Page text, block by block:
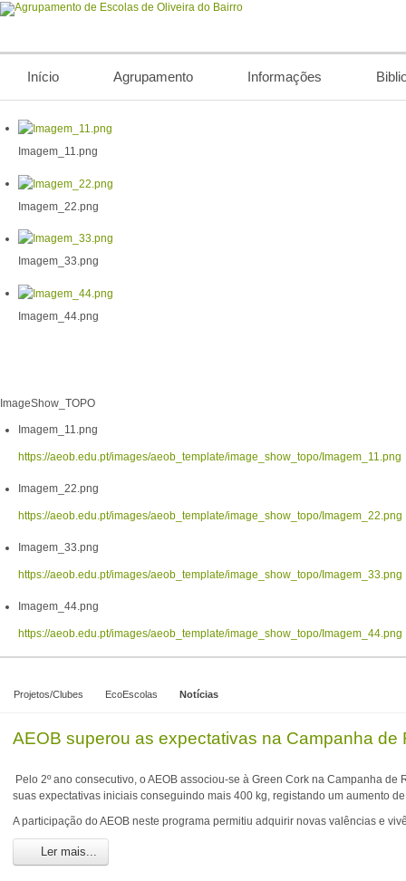
Início Agrupamento Informações
Imagem_11.png
Imagem_22.png
Imagem_33.png
Imagem_44.png
ImageShow_TOPO
Imagem_11.png
https://aeob.edu.pt/images/aeob_template/image_show_topo/Imagem_11.png
Imagem_22.png
https://aeob.edu.pt/images/aeob_template/image_show_topo/Imagem_22.png
Imagem_33.png
https://aeob.edu.pt/images/aeob_template/image_show_topo/Imagem_33.png
Imagem_44.png
https://aeob.edu.pt/images/aeob_template/image_show_topo/Imagem_44.png
Projetos/Clubes EcoEscolas Notícias
AEOB superou as expectativas na Campanha
Pelo 2º ano consecutivo, o AEOB associou-se à Green Cork na Campanha
suas expectativas iniciais conseguindo mais 400 kg, registando um aumento
A participação do AEOB neste programa permitiu adquirir novas valências e
Ler mais...